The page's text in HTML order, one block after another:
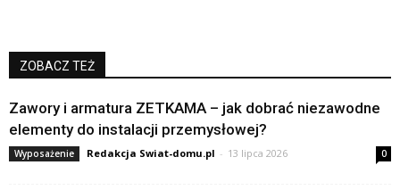
ZOBACZ TEŻ
Zawory i armatura ZETKAMA – jak dobrać niezawodne
elementy do instalacji przemysłowej?
Wyposażenie Redakcja Swiat-domu.pl - 13 lipca 2026 0